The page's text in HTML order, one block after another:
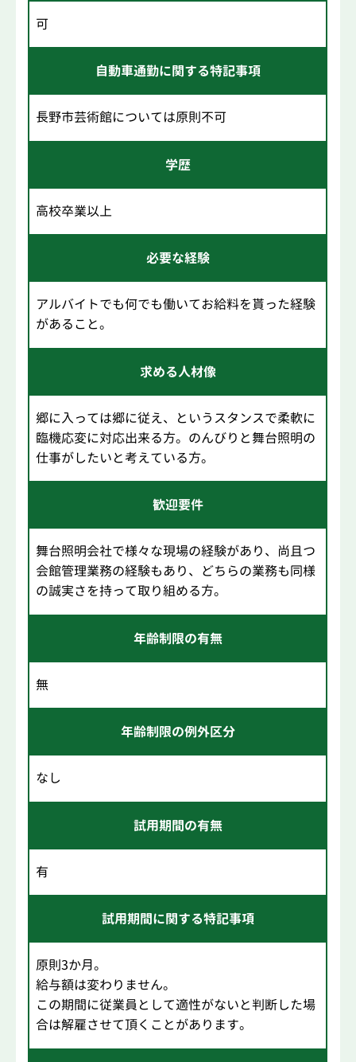
可
自動車通勤に関する特記事項
長野市芸術館については原則不可
学歴
高校卒業以上
必要な経験
アルバイトでも何でも働いてお給料を貰った経験
があること。
求める人材像
郷に入っては郷に従え、というスタンスで柔軟に
臨機応変に対応出来る方。のんびりと舞台照明の
仕事がしたいと考えている方。
歓迎要件
舞台照明会社で様々な現場の経験があり、尚且つ
会館管理業務の経験もあり、どちらの業務も同様
の誠実さを持って取り組める方。
年齢制限の有無
無
年齢制限の例外区分
なし
試用期間の有無
有
試用期間に関する特記事項
原則3か月。
給与額は変わりません。
この期間に従業員として適性がないと判断した場
合は解雇させて頂くことがあります。